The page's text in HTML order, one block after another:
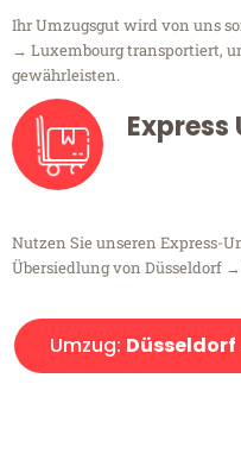
Ihr Umzugsgut wird von uns
→ Luxembourg transportiert,
gewährleisten.
Express
Nutzen Sie unseren Express-
Übersiedlung von Düsseldorf
Umzug: